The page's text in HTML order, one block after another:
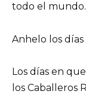
todo el mundo.
Anhelo los días
Los días en
los Caballeros